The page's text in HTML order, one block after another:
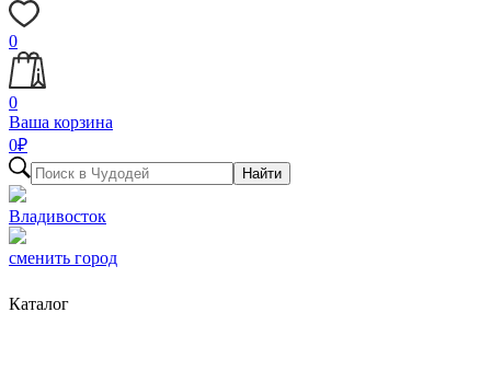
0
0
Ваша корзина
0₽
Найти
Владивосток
сменить город
Каталог